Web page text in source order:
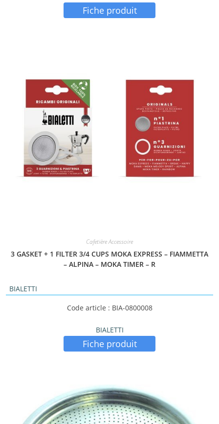
Fiche produit
Cafetière Accessoire
3 GASKET + 1 FILTER 3/4 CUPS MOKA EXPRESS – FIAMMETTA
– ALPINA – MOKA TIMER – R
BIALETTI
Code article : BIA-0800008
BIALETTI
Fiche produit